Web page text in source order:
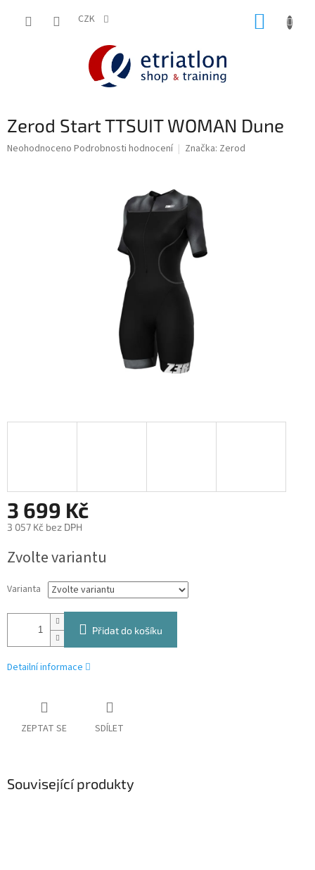
CZK
Zerod Start TTSUIT WOMAN Dune
Průměrné
Neohodnoceno Podrobnosti hodnocení Značka: Zerod
3 699 Kč
3 057 Kč bez DPH
cena:
Zvolte variantu
Varianta
Přidat do košíku
Detailní informace
ZEPTAT SE SDÍLET
Související produkty
shop.etriatlon.cz - Chat